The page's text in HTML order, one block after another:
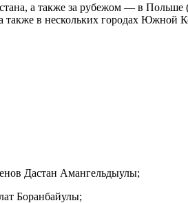
а также за рубежом — в
в нескольких городах Южной
Дастан Амангельдыулы;
Боранбайулы;